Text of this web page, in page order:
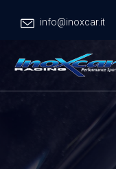
info@inoxcar.it